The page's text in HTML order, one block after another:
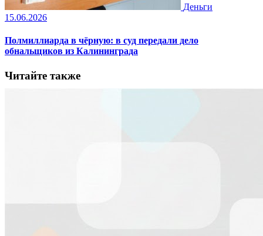
Деньги
15.06.2026
Полмиллиарда в чёрную: в суд передали дело
обнальщиков из Калининграда
Читайте также